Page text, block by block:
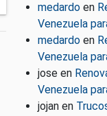
medardo en
Venezuela
medardo en
Venezuela
jose en
Venezuela
jojan en